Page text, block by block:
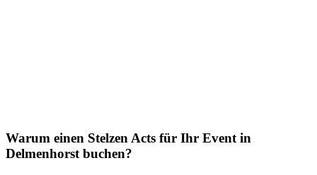
Warum einen Stelzen Acts für Ihr Event in
Delmenhorst buchen?